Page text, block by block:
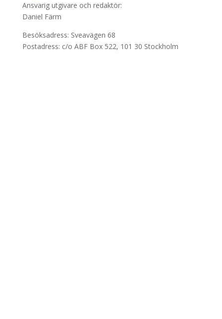
Ansvarig utgivare och redaktör:
Daniel Färm
Besöksadress: Sveavägen 68
Postadress: c/o ABF Box 522, 101 30 Stockholm